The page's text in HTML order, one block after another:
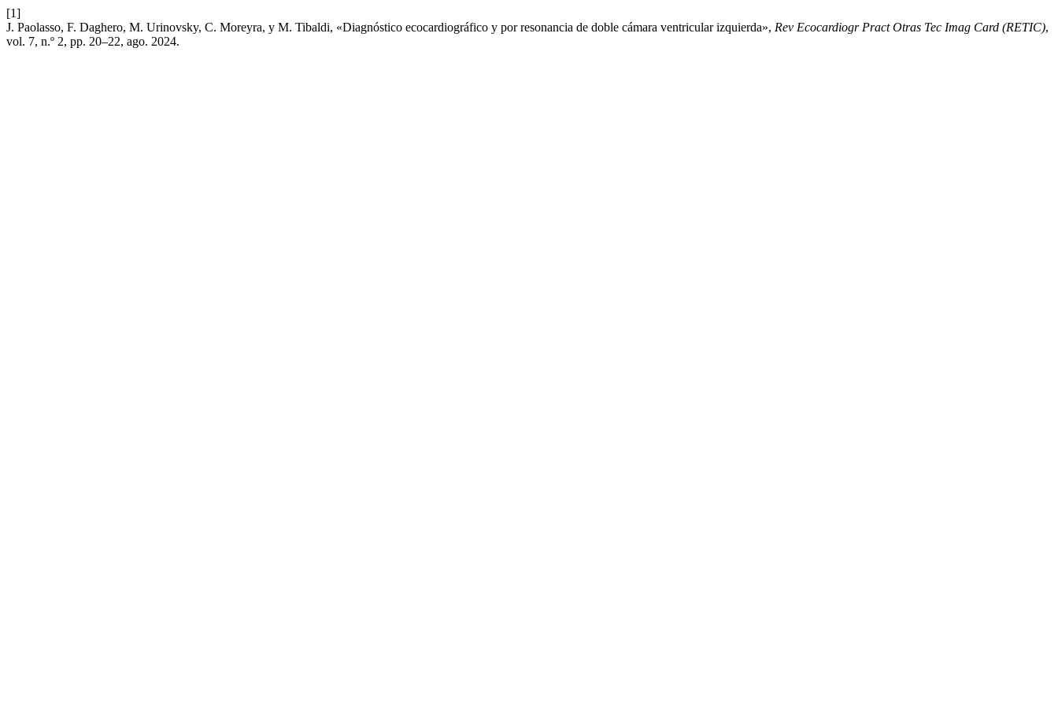
[1]
J. Paolasso, F. Daghero, M. Urinovsky, C. Moreyra, y M. Tibaldi, «Diagnóstico ecocardiográfico y por resonancia de doble cámara ventricular izquierda», Rev Ecocardiogr Pract Otras Tec Imag Card (RETIC),
vol. 7, n.º 2, pp. 20–22, ago. 2024.